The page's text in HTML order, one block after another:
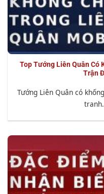
Top Tướng Liên Quân Có
Trận
Tướng Liên Quân có